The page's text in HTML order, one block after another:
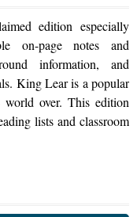
edition especially
on-page notes and
information, and
King Lear is a popular
world over. This edition
lists and classroom